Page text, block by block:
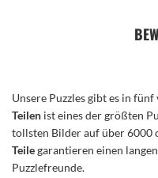
Unsere Puzzles gibt es in
Teilen ist eines der größten
tollsten Bilder auf über 6000
Teilegarantieren einen
Puzzlefreunde.